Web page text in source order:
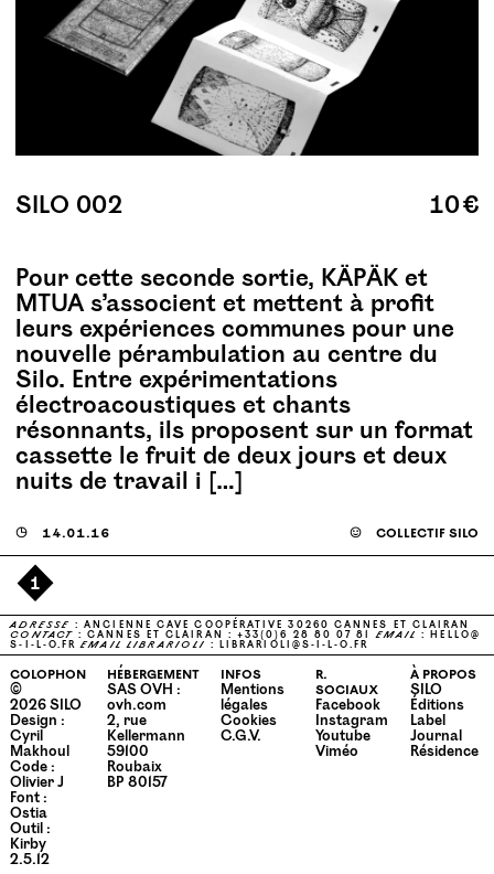
SILO 002 10 €
Pour cette seconde sortie, KÄPÄK et
MTUA s’associent et mettent à profit
leurs expériences communes pour une
nouvelle pérambulation au centre du
Silo. Entre expérimentations
électroacoustiques et chants
résonnants, ils proposent sur un format
cassette le fruit de deux jours et deux
nuits de travail i […]
◶ 14.01.16 ☺ collectif silo
1
ADRESSE : ANCIENNE CAVE COOPÉRATIVE 30260 CANNES ET CLAIRAN
CONTACT : CANNES ET CLAIRAN : +33(0)6 28 80 07 81EMAIL : HELLO@​
S-​I-​L-​O.​FR EMAIL LIBRARIOLI : LIBRARIOLI@​S-​I-​L-​O.​FR
colophon
©
2026SILO
Design :
Cyril
Makhoul
Code :
Olivier J
Font :
Ostia
Outil :
Kirby
2.5.12
hébergement
SAS OVH :
ovh.com
2, rue
Kellermann
59100
Roubaix
BP 80157
infos
Mentions
légales
Cookies
C.G.V.
r.
sociaux
Facebook
Instagram
Youtube
Viméo
à propos
SILO
Éditions
Label
Journal
Résidence